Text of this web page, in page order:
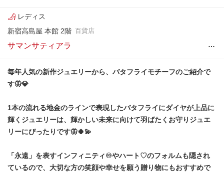
レディス
新宿高島屋 本館 2階 百貨店
サマンサティアラ …
毎年人気の新作ジュエリーから、バタフライモチーフのご紹介で
す🦋💎
1本の流れる地金のラインで表現したバタフライにダイヤが上品に
輝くジュエリーは、輝かしい未来に向けて羽ばたくお守りジュエ
リーにぴったりです🦋🍀💫
「永遠」を表すインフィニティ♾やハート♡のフォルムも隠され
ているので、大切な方の笑顔や幸せを願う贈り物にもおすすめで